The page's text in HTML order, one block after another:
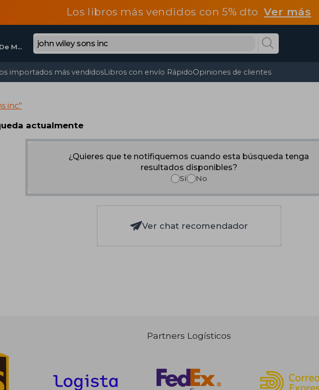
Los libros más vendidos con 5% dtoVer más
Provincia De Madrid
importados más vendidosLibros con envío RápidoOpiniones de clientes
inc"
actualmente
¿Quieres que te notifiquemos cuando esta búsqueda tenga
resultados disponibles?
Sí
No
Ver chat recomendador
Partners Logísticos